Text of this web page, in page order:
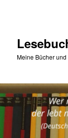
Meine Bücher